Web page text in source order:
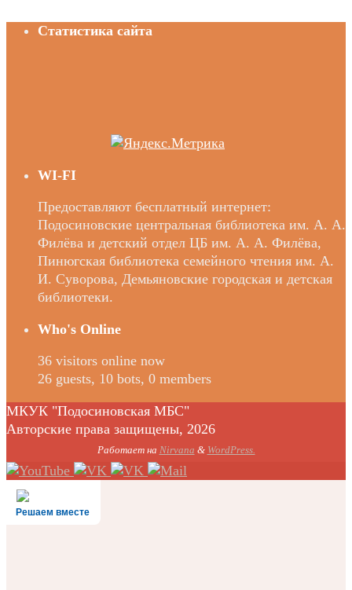
Статистика сайта
WI-FI
Предоставляют бесплатный интернет:
Подосиновские центральная библиотека им. А. А.
Филёва и детский отдел ЦБ им. А. А. Филёва,
Пинюгская библиотека семейного чтения им. А.
И. Суворова, Демьяновские городская и детская
библиотеки.
Who's Online
36 visitors online now
26 guests, 10 bots, 0 members
МКУК "Подосиновская МБС"
Авторские права защищены, 2026
Работает на Nirvana & WordPress.
Решаем вместе